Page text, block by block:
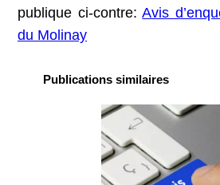
publique ci-contre:Avis
du Molinay
Publications similaires